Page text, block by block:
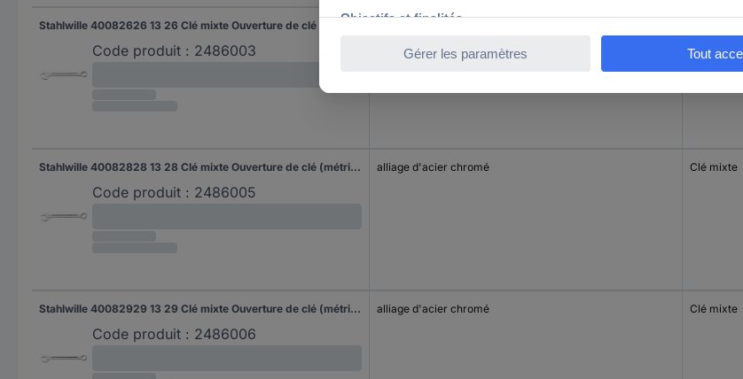
Code produit : 2486003
Stahlwille 40082828 13 28 Clé mixte Ouverture de clé (métrique) 28 mm
Code produit : 2486005
alliage d'acier chromé Clé mixte
Stahlwille 40082929 13 29 Clé mixte Ouverture de clé (métrique) 29 mm
Code produit : 2486006
alliage d'acier chromé Clé mixte